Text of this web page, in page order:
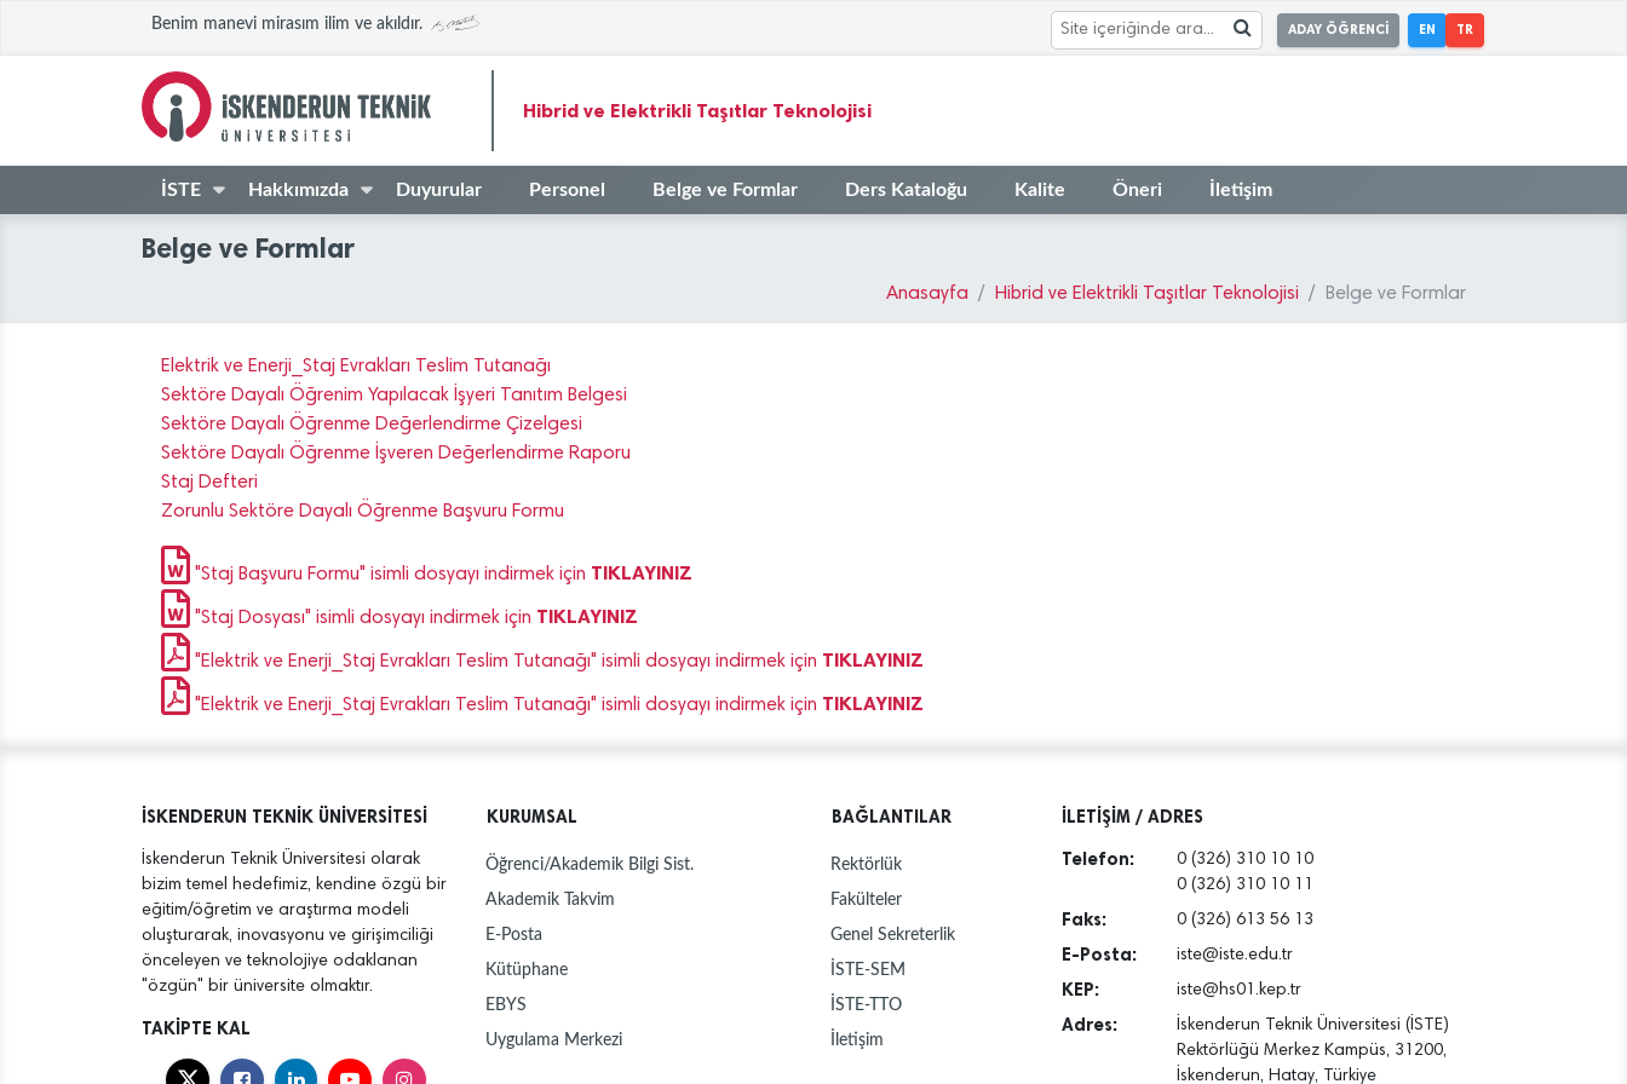
Benim manevi mirasım ilim ve akıldır. ADAY ÖĞRENCİ EN TR
Hibrid ve Elektrikli Taşıtlar Teknolojisi
İSTE Hakkımızda Duyurular Personel Belge ve Formlar Ders Kataloğu Kalite Öneri İletişim
Belge ve Formlar
Anasayfa Hibrid ve Elektrikli Taşıtlar Teknolojisi Belge ve Formlar
Elektrik ve Enerji_Staj Evrakları Teslim Tutanağı
Sektöre Dayalı Öğrenim Yapılacak İşyeri Tanıtım Belgesi
Sektöre Dayalı Öğrenme Değerlendirme Çizelgesi
Sektöre Dayalı Öğrenme İşveren Değerlendirme Raporu
Staj Defteri
Zorunlu Sektöre Dayalı Öğrenme Başvuru Formu
"Staj Başvuru Formu" isimli dosyayı indirmek için TIKLAYINIZ
"Staj Dosyası" isimli dosyayı indirmek için TIKLAYINIZ
"Elektrik ve Enerji_Staj Evrakları Teslim Tutanağı" isimli dosyayı indirmek için TIKLAYINIZ
"Elektrik ve Enerji_Staj Evrakları Teslim Tutanağı" isimli dosyayı indirmek için TIKLAYINIZ
İSKENDERUN TEKNİK ÜNİVERSİTESİ
İskenderun Teknik Üniversitesi olarak
bizim temel hedefimiz, kendine özgü bir
eğitim/öğretim ve araştırma modeli
oluşturarak, inovasyonu ve girişimciliği
önceleyen ve teknolojiye odaklanan
"özgün" bir üniversite olmaktır.
TAKİPTE KAL
KURUMSAL
Öğrenci/Akademik Bilgi Sist.
Akademik Takvim
E-Posta
Kütüphane
EBYS
Uygulama Merkezi
BAĞLANTILAR
Rektörlük
Fakülteler
Genel Sekreterlik
İSTE-SEM
İSTE-TTO
İletişim
İLETİŞİM / ADRES
Telefon:
0 (326) 310 10 10
0 (326) 310 10 11
Faks: 0 (326) 613 56 13
E-Posta: iste@iste.edu.tr
KEP: iste@hs01.kep.tr
Adres:
İskenderun Teknik Üniversitesi (İSTE)
Rektörlüğü Merkez Kampüs, 31200,
İskenderun, Hatay, Türkiye